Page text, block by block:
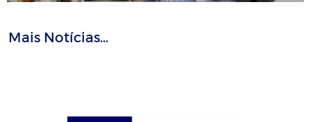
Mais Notícias...